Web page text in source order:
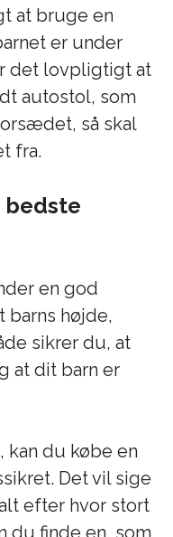
at bruge en
er under
det lovpligtigt at
autostol, som
så skal
fra.
bedste
en god
barns højde,
sikrer du, at
at dit barn er
kan du købe en
Det vil sige
efter hvor stort
du finde en, som